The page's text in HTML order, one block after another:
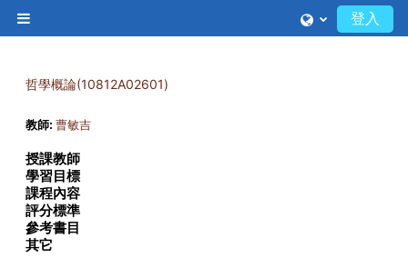
側板
登入
哲學概論(10812A02601)
教師: 曹敏吉
授課教師
學習目標
課程內容
評分標準
參考書目
其它